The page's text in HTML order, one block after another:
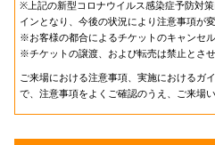
※上記の新型コロナウイルス感染症予防対
インとなり、今後の状況により注意事項が
※お客様の都合によるチケットのキャンセ
※チケットの譲渡、および転売は禁止とさせ
ご来場における注意事項、実施におけるガ
で、注意事項をよくご確認のうえ、ご来場